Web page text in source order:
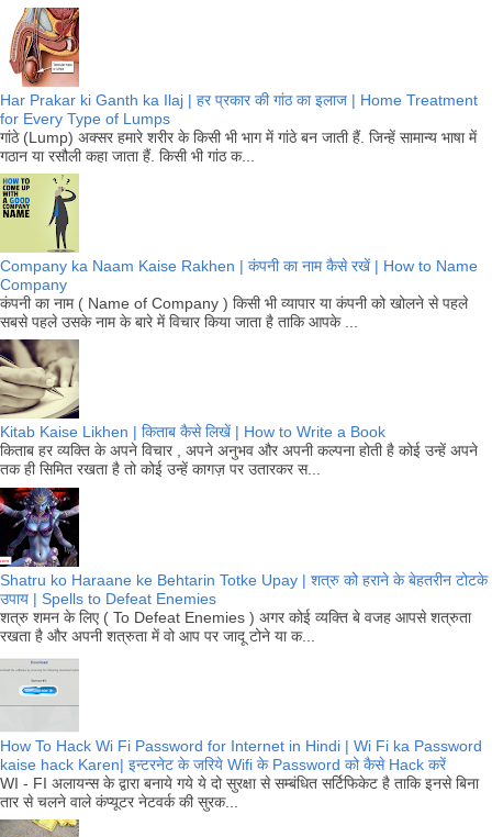
Har Prakar ki Ganth ka Ilaj | हर प्रकार की गांठ का इलाज | Home Treatment
for Every Type of Lumps
गांठे (Lump) अक्सर हमारे शरीर के किसी भी भाग में गांठे बन जाती हैं. जिन्हें सामान्य भाषा में
गठान या रसौली कहा जाता हैं. किसी भी गांठ क...
Company ka Naam Kaise Rakhen | कंपनी का नाम कैसे रखें | How to Name
Company
कंपनी का नाम ( Name of Company ) किसी भी व्यापार या कंपनी को खोलने से पहले
सबसे पहले उसके नाम के बारे में विचार किया जाता है ताकि आपके ...
Kitab Kaise Likhen | किताब कैसे लिखें | How to Write a Book
किताब हर व्यक्ति के अपने विचार , अपने अनुभव और अपनी कल्पना होती है कोई उन्हें अपने
तक ही सिमित रखता है तो कोई उन्हें कागज़ पर उतारकर स...
Shatru ko Haraane ke Behtarin Totke Upay | शत्रु को हराने के बेहतरीन टोटके
उपाय | Spells to Defeat Enemies
शत्रु शमन के लिए ( To Defeat Enemies ) अगर कोई व्यक्ति बे वजह आपसे शत्रुता
रखता है और अपनी शत्रुता में वो आप पर जादू टोने या क...
How To Hack Wi Fi Password for Internet in Hindi | Wi Fi ka Password
kaise hack Karen| इन्टरनेट के जरिये Wifi के Password को कैसे Hack करें
WI - FI अलायन्स के द्वारा बनाये गये ये दो सुरक्षा से सम्बंधित सर्टिफिकेट है ताकि इनसे बिना
तार से चलने वाले कंप्यूटर नेटवर्क की सुरक...